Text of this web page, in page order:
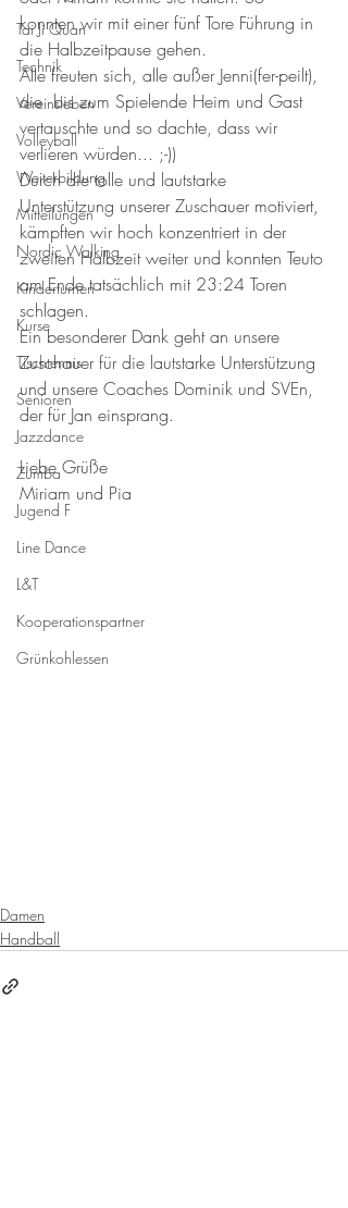
Tai Ji Quan
Technik
Vereinsleben
Volleyball
Weiterbildung
Mitteilungen
Nordic Walking
Kinderturnen
Kurse
Tischtennis
Senioren
Jazzdance
Zumba
Jugend F
Line Dance
L&T
Kooperationspartner
Grünkohlessen
konnten wir mit einer fünf Tore Führung in
die Halbzeitpause gehen.
Alle freuten sich, alle außer Jenni(fer-peilt),
die  bis zum Spielende Heim und Gast
vertauschte und so dachte, dass wir
verlieren würden... ;-))
Durch die tolle und lautstarke
Unterstützung unserer Zuschauer motiviert,
kämpften wir hoch konzentriert in der
zweiten Halbzeit weiter und konnten Teuto
am Ende tatsächlich mit 23:24 Toren
schlagen.
Ein besonderer Dank geht an unsere
Zuschauer für die lautstarke Unterstützung
und unsere Coaches Dominik und SVEn,
der für Jan einsprang.
Liebe Grüße
Miriam und Pia
Damen
Handball